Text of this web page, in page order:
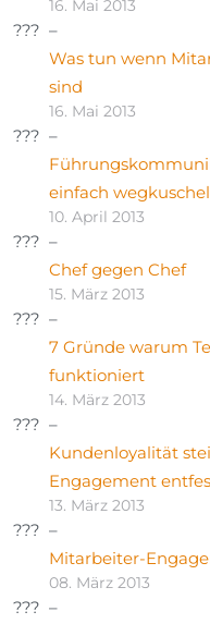
16. Mai 2013
Was tun wenn
sind
16. Mai 2013
einfach
10. April 2013
Chef gegen Chef
15. März 2013
7 Gründe warum
funktioniert
14. März 2013
Kundenloyalität
Engagement
13. März 2013
Mitarbeiter-
08. März 2013